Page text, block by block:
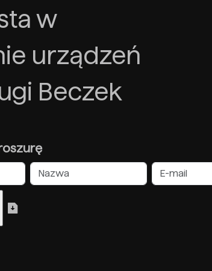
w
urządzeń
Beczek